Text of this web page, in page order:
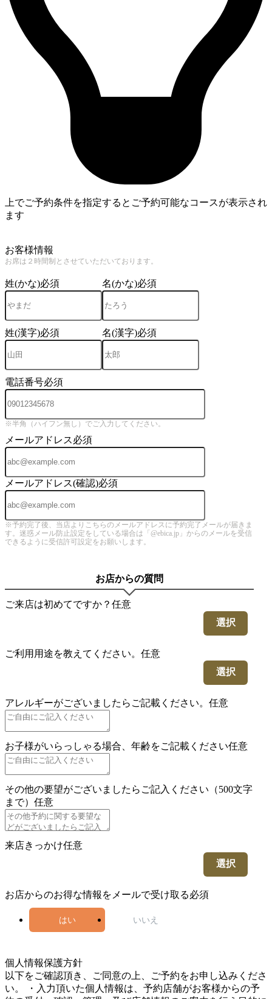
上でご予約条件を指定するとご予約可能なコースが表示され
ます
お客様情報
お席は２時間制とさせていただいております。
姓(かな)必須 名(かな)必須
姓(漢字)必須 名(漢字)必須
電話番号必須
※半角（ハイフン無し）でご入力してください。
メールアドレス必須
メールアドレス(確認)必須
※予約完了後、当店よりこちらのメールアドレスに予約完了メールが届きま
す。迷惑メール防止設定をしている場合は「@ebica.jp」からのメールを受信
できるように受信許可設定をお願いします。
お店からの質問
ご来店は初めてですか？ 任意
選択
ご利用用途を教えてください。 任意
選択
アレルギーがございましたらご記載ください。 任意
お子様がいらっしゃる場合、年齢をご記載ください任意
その他の要望がございましたらご記入ください（500文字
まで） 任意
来店きっかけ任意
選択
お店からのお得な情報をメールで受け取る必須
はい いいえ
個人情報保護方針
以下をご確認頂き、ご同意の上、ご予約をお申し込みくださ
い。 ・入力頂いた個人情報は、予約店舗がお客様からの予